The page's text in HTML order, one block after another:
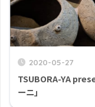
2020-05-27
TSUBORA-YA
ーニ」